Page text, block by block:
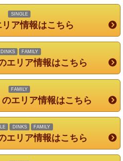
SINGLE
ア情報はこちら
DINKS FAMILY
エリア情報はこちら
FAMILY
エリア情報はこちら
DINKS FAMILY
エリア情報はこちら